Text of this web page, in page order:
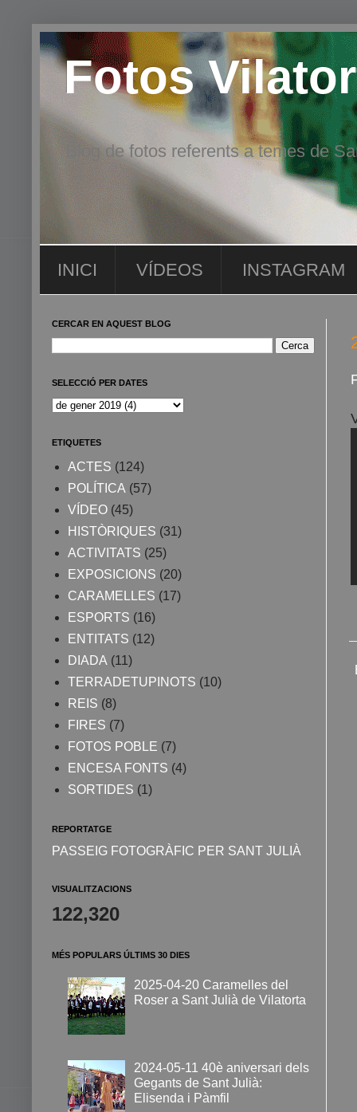
Fotos
Blog de fotos referents a temes de
INICI VÍDEOS INSTAGRAM
CERCAR EN AQUEST BLOG
SELECCIÓ PER DATES
ETIQUETES
ACTES (124)
POLÍTICA (57)
VÍDEO (45)
HISTÒRIQUES (31)
ACTIVITATS (25)
EXPOSICIONS (20)
CARAMELLES (17)
ESPORTS (16)
ENTITATS (12)
DIADA (11)
TERRADETUPINOTS (10)
REIS (8)
FIRES (7)
FOTOS POBLE (7)
ENCESA FONTS (4)
SORTIDES (1)
REPORTATGE
PASSEIG FOTOGRÀFIC PER SANT JULIÀ
VISUALITZACIONS
122,320
MÉS POPULARS ÚLTIMS 30 DIES
2025-04-20 Caramelles del
Roser a Sant Julià de Vilatorta
2024-05-11 40è aniversari dels
Gegants de Sant Julià:
Elisenda i Pàmfil